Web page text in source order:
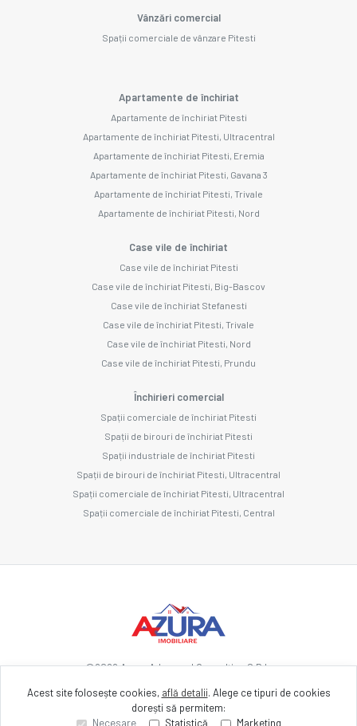
Vânzări comercial
Spații comerciale de vânzare Pitesti
Apartamente de închiriat
Apartamente de închiriat Pitesti
Apartamente de închiriat Pitesti, Ultracentral
Apartamente de închiriat Pitesti, Eremia
Apartamente de închiriat Pitesti, Gavana 3
Apartamente de închiriat Pitesti, Trivale
Apartamente de închiriat Pitesti, Nord
Case vile de închiriat
Case vile de închiriat Pitesti
Case vile de închiriat Pitesti, Big-Bascov
Case vile de închiriat Stefanesti
Case vile de închiriat Pitesti, Trivale
Case vile de închiriat Pitesti, Nord
Case vile de închiriat Pitesti, Prundu
Închirieri comercial
Spații comerciale de închiriat Pitesti
Spații de birouri de închiriat Pitesti
Spații industriale de închiriat Pitesti
Spații de birouri de închiriat Pitesti, Ultracentral
Spații comerciale de închiriat Pitesti, Ultracentral
Spații comerciale de închiriat Pitesti, Central
©2026Azura Advanced Consulting S.R.L.
Site creat în
Acest site folosește cookies, află detalii. Alege ce tipuri de cookies
dorești să permitem:
Necesare
Statistică Marketing